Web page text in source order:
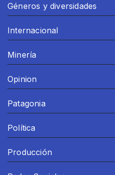
Géneros y diversidades
Internacional
Minería
Opinion
Patagonia
Política
Producción